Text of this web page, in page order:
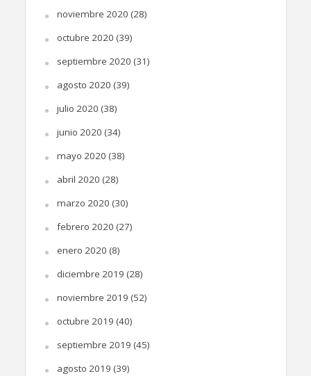
noviembre 2020 (28)
octubre 2020 (39)
septiembre 2020 (31)
agosto 2020 (39)
julio 2020 (38)
junio 2020 (34)
mayo 2020 (38)
abril 2020 (28)
marzo 2020 (30)
febrero 2020 (27)
enero 2020 (8)
diciembre 2019 (28)
noviembre 2019 (52)
octubre 2019 (40)
septiembre 2019 (45)
agosto 2019 (39)